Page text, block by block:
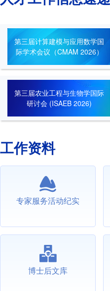
第三届计算建模与应用数学国
际学术会议（CMAM 2026）
第三届农业工程与生物学国际
研讨会 (ISAEB 2026)
工作资料
专家服务活动纪实
博士后文库